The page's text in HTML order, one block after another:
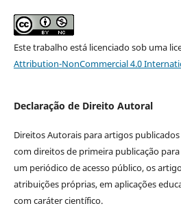
Este trabalho está licenciado sob uma
Attribution-NonCommercial 4.0
Declaração de Direito Autoral
Direitos Autorais para artigos
com direitos de primeira publicação
um periódico de acesso público, os
atribuições próprias, em aplicações
com caráter científico.